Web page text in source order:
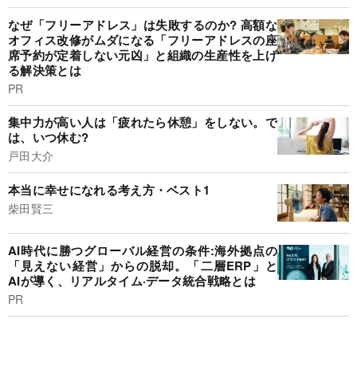
なぜ「フリーアドレス」は失敗するのか? 高額な
オフィス改修がムダになる「フリーアドレスの座
席予約が定着しない元凶」と組織の生産性を上げ
る解決策とは
PR
集中力が高い人は「疲れたら休憩」をしない。で
は、いつ休む?
戸田大介
本当に幸せになれる考え方・ベスト1
柴田賢三
AI時代に勝つグローバル経営の条件:海外拠点の
「見えない経営」からの脱却。「二層ERP」と
AIが導く、リアルタイム·データ統合戦略とは
PR